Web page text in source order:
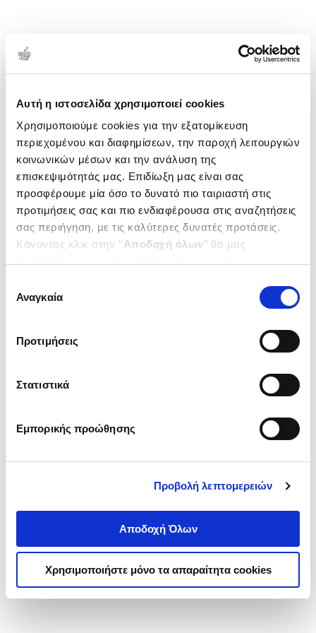
Αυτή η ιστοσελίδα χρησιμοποιεί cookies
Χρησιμοποιούμε cookies για την εξατομίκευση
περιεχομένου και διαφημίσεων, την παροχή λειτουργιών
κοινωνικών μέσων και την ανάλυση της
επισκεψιμότητάς μας. Επιδίωξη μας είναι σας
προσφέρουμε μία όσο το δυνατό πιο ταιριαστή στις
προτιμήσεις σας και πιο ενδιαφέρουσα στις αναζητήσεις
σας περιήγηση, με τις καλύτερες δυνατές προτάσεις.
Κάνοντας κλικ στην ‘’Αποδοχή όλων’’ θα μας
ενδιαφέρουν και να επιλέξετε από τα παρακάτω με την
΄΄και να ενημερωθείτε σχετικά με
συγκατάθεσης
Αναγκαία
Προτιμήσεις
Στατιστικά
Εμπορικής προώθησης
Προβολή λεπτομερειών
Αποδοχή Όλων
Χρησιμοποιήστε μόνο τα απαραίτητα cookies